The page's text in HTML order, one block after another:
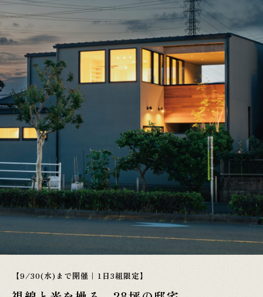
【9/30(水)まで開催｜1日3組限定】